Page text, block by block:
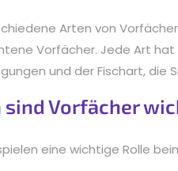
Arten von
Vorfächer. Jede Art
und der Fischart, die
sind Vorfächer
eine wichtige Rolle